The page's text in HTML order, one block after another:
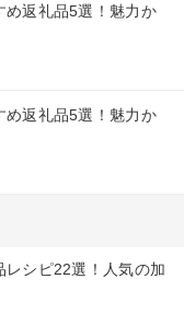
め返礼品5選！魅力か
め返礼品5選！魅力か
レシピ22選！人気の加